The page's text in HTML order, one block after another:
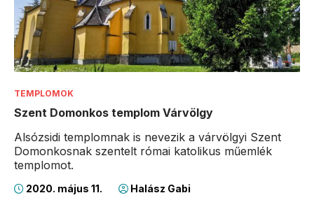
TEMPLOMOK
Szent Domonkos templom Várvölgy
Alsózsidi templomnak is nevezik a várvölgyi Szent
Domonkosnak szentelt római katolikus műemlék
templomot.
2020. május 11. Halász Gabi